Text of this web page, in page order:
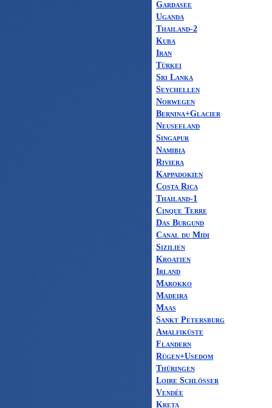
Gardasee
Uganda
Thailand-2
Kuba
Iran
Türkei
Sri Lanka
Seychellen
Norwegen
Bernina+Glacier
Neuseeland
Singapur
Namibia
Riviera
Kappadokien
Costa Rica
Thailand-1
Cinque Terre
Das Burgund
Canal du Midi
Sizilien
Kroatien
Irland
Marokko
Madeira
Maas
Sankt Petersburg
Amalfiküste
Flandern
Rügen+Usedom
Thüringen
Loire Schlösser
Vendée
Kreta